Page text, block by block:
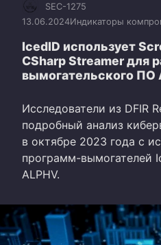
SEC-1275
13.06.2024Индикаторы
IcedID использует
CSharp Streamer для
вымогательского ПО
Исследователи из DFIR
подробный анализ
в октябре 2023 года с
программ-вымогателей
ALPHV.